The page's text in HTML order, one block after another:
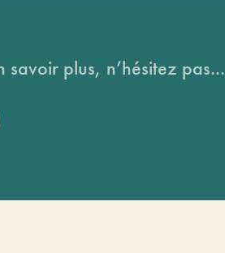
savoir plus, n’hésitez pas...